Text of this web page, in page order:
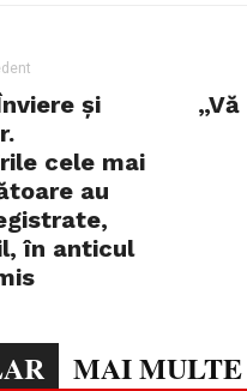
și
cele mai
au
în anticul
MAI MULTE